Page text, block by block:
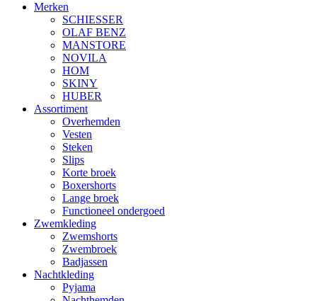
Merken
SCHIESSER
OLAF BENZ
MANSTORE
NOVILA
HOM
SKINY
HUBER
Assortiment
Overhemden
Vesten
Steken
Slips
Korte broek
Boxershorts
Lange broek
Functioneel ondergoed
Zwemkleding
Zwemshorts
Zwembroek
Badjassen
Nachtkleding
Pyjama